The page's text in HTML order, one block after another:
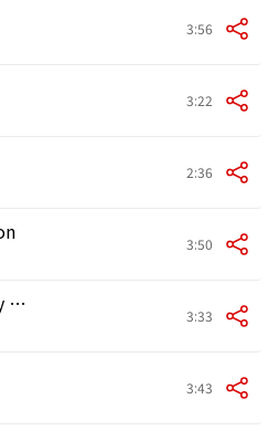
3:56
3:22
2:36
3:50
Healing (feat. Lady Saw) 3:33
3:43